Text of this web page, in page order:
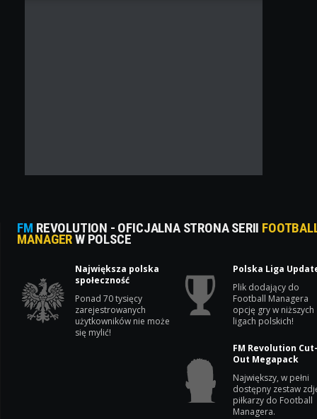
FM REVOLUTION - OFICJALNA STRONA SERII
MANAGERW POLSCE
Największa polska
społeczność
Ponad 70 tysięcy
zarejestrowanych
użytkowników nie może
się mylić!
Polska Liga
Plik dodający do
Football Managera
opcję gry w niższych
ligach polskich!
FM Revolution
Out Megapack
Największy, w pełni
dostępny zestaw
piłkarzy do Football
Managera.